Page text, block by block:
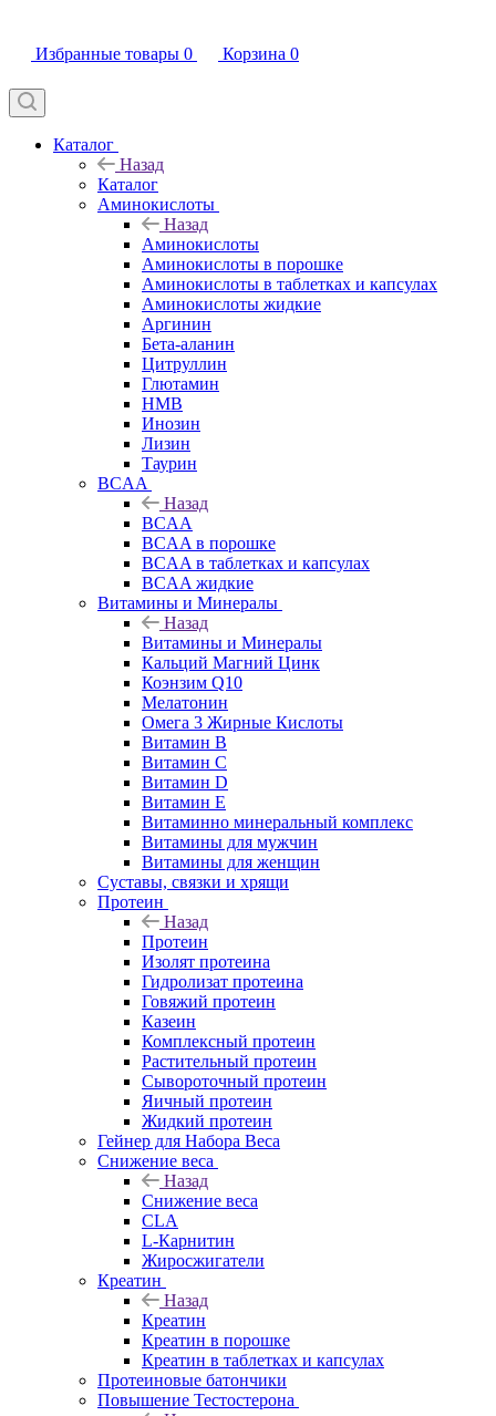
Избранные товары 0 Корзина 0
Каталог
Назад
Каталог
Аминокислоты
Назад
Аминокислоты
Аминокислоты в порошке
Аминокислоты в таблетках и капсулах
Аминокислоты жидкие
Аргинин
Бета-аланин
Цитруллин
Глютамин
HMB
Инозин
Лизин
Таурин
BCAA
Назад
BCAA
BCAA в порошке
BCAA в таблетках и капсулах
BCAA жидкие
Витамины и Минералы
Назад
Витамины и Минералы
Кальций Магний Цинк
Коэнзим Q10
Мелатонин
Омега 3 Жирные Кислоты
Витамин B
Витамин C
Витамин D
Витамин E
Витаминно минеральный комплекс
Витамины для мужчин
Витамины для женщин
Суставы, связки и хрящи
Протеин
Назад
Протеин
Изолят протеина
Гидролизат протеина
Говяжий протеин
Казеин
Комплексный протеин
Растительный протеин
Сывороточный протеин
Яичный протеин
Жидкий протеин
Гейнер для Набора Веса
Снижение веса
Назад
Снижение веса
CLA
L-Карнитин
Жиросжигатели
Креатин
Назад
Креатин
Креатин в порошке
Креатин в таблетках и капсулах
Протеиновые батончики
Повышение Тестостерона